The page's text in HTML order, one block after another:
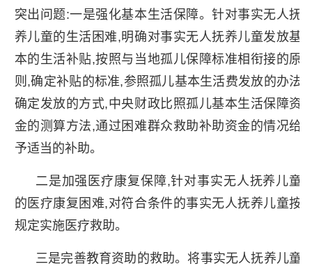
突出问题:一是强化基本生活保障。针对事实无人抚
养儿童的生活困难,明确对事实无人抚养儿童发放基
本的生活补贴,按照与当地孤儿保障标准相衔接的原
则,确定补贴的标准,参照孤儿基本生活费发放的办法
确定发放的方式,中央财政比照孤儿基本生活保障资
金的测算方法,通过困难群众救助补助资金的情况给
予适当的补助。
二是加强医疗康复保障,针对事实无人抚养儿童
的医疗康复困难,对符合条件的事实无人抚养儿童按
规定实施医疗救助。
三是完善教育资助的救助。将事实无人抚养儿童